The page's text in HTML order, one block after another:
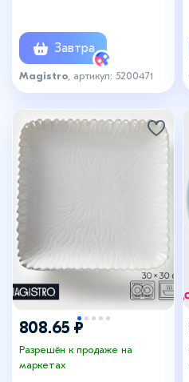
Завтра
Magistro , артикул: 5200471
808.65 ₽
Разрешён к продаже на
маркетах